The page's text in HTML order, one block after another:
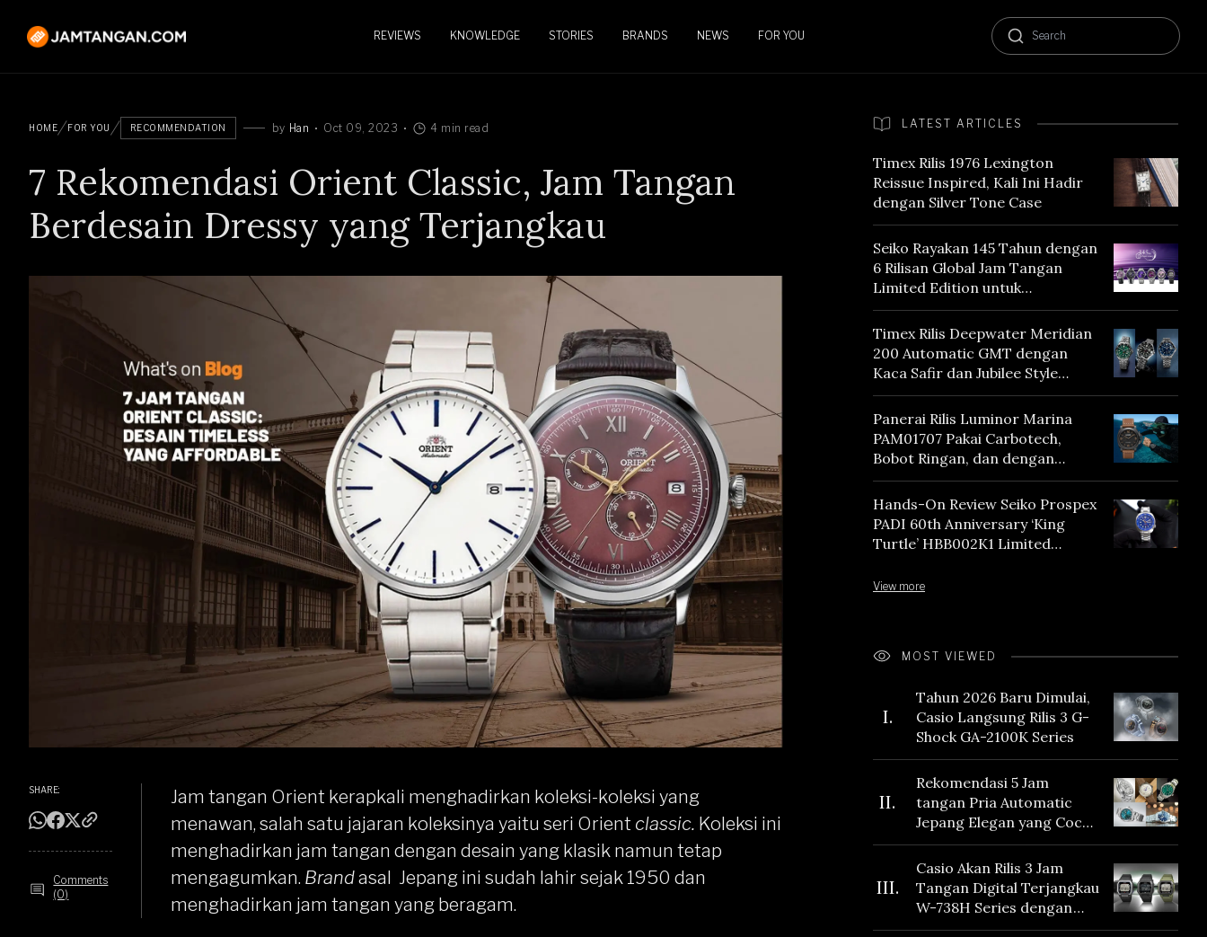
REVIEWS KNOWLEDGE STORIES BRANDS NEWS FOR YOU
HOME FOR YOU RECOMMENDATION by Han Oct 09, 2023 4 min read
7 Rekomendasi Orient Classic, Jam Tangan
Berdesain Dressy yang Terjangkau
SHARE:
Comments
(0)
Jam tangan Orient kerapkali menghadirkan koleksi-koleksi yang
menawan, salah satu jajaran koleksinya yaitu seri Orient classic. Koleksi ini
menghadirkan jam tangan dengan desain yang klasik namun tetap
mengagumkan. Brandasal Jepang ini sudah lahir sejak 1950 dan
menghadirkan jam tangan yang beragam.
LATEST ARTICLES
Timex Rilis 1976 Lexington
Reissue Inspired, Kali Ini Hadir
dengan Silver Tone Case
Seiko Rayakan 145 Tahun dengan
6 Rilisan Global Jam Tangan
Limited Edition untuk
Menghormati Edo Purple,
Warna yang Mencerminkan
Warisan Tokyo
Timex Rilis Deepwater Meridian
200 Automatic GMT dengan
Kaca Safir dan Jubilee Style
Bracelet
Panerai Rilis Luminor Marina
PAM01707 Pakai Carbotech,
Bobot Ringan, dan dengan
Vintage Vibes
Hands-On Review Seiko Prospex
PADI 60th Anniversary ‘King
Turtle’ HBB002K1 Limited
View more
MOST VIEWED
I.
Tahun 2026 Baru Dimulai,
Casio Langsung Rilis 3 G-
Shock GA-2100K Series
II.
Rekomendasi 5 Jam
tangan Pria Automatic
Jepang Elegan yang Cocok
Dikoleksi di 2026
III.
Casio Akan Rilis 3 Jam
Tangan Digital Terjangkau
W-738H Series dengan
Masa Baterai 10 Tahun